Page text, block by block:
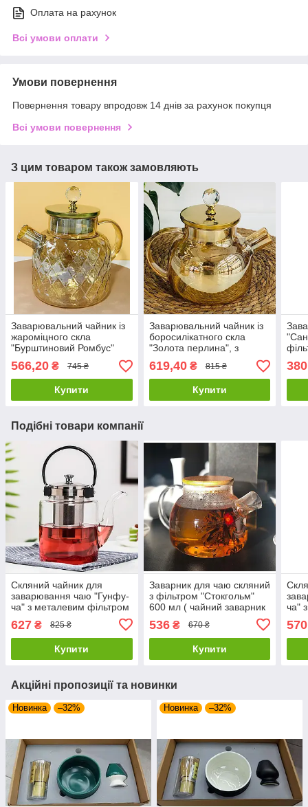
Оплата на рахунок
Всі умови оплати
Умови повернення
Повернення товару впродовж 14 днів за рахунок покупця
Всі умови повернення
З цим товаром також замовляють
Заварювальний чайник із
жароміцного скла
"Бурштиновий Ромбус"
566,20 ₴ 745 ₴
Купити
Заварювальний чайник із
боросилікатного скла
"Золота перлина", з
ситечком
619,40₴ 815 ₴
Купити
380
Подібні товари компанії
Скляний чайник для
заварювання чаю "Гунфу-
ча" з металевим фільтром
627 ₴ 825 ₴
Купити
Заварник для чаю скляний
з фільтром "Стокгольм"
600 мл ( чайний заварник
536₴ 670 ₴
Купити
ча"
570
Акційні пропозиції та новинки
Новинка –32% Новинка –32%